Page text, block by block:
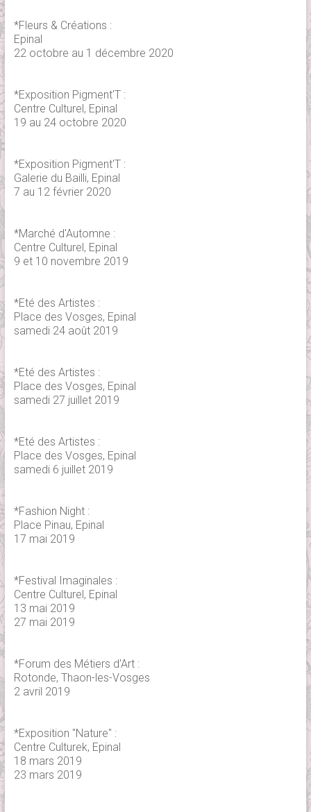
*Fleurs & Créations :
Epinal
22 octobre au 1 décembre 2020
*Exposition Pigment'T :
Centre Culturel, Epinal
19 au 24 octobre 2020
*Exposition Pigment'T :
Galerie du Bailli, Epinal
7 au 12 février 2020
*Marché d'Automne :
Centre Culturel, Epinal
9 et 10 novembre 2019
*Eté des Artistes :
Place des Vosges, Epinal
samedi 24 août 2019
*Eté des Artistes :
Place des Vosges, Epinal
samedi 27 juillet 2019
*Eté des Artistes :
Place des Vosges, Epinal
samedi 6 juillet 2019
*Fashion Night :
Place Pinau, Epinal
17 mai 2019
*Festival Imaginales :
Centre Culturel, Epinal
13 mai 2019
27 mai 2019
*Forum des Métiers d'Art :
Rotonde, Thaon-les-Vosges
2 avril 2019
*Exposition "Nature" :
Centre Culturek, Epinal
18 mars 2019
23 mars 2019